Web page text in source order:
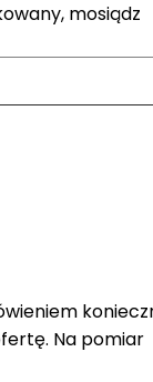
mosiądz
Na pomiar